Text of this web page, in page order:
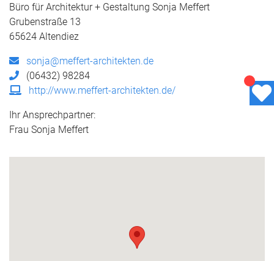
Büro für Architektur + Gestaltung Sonja Meffert
Grubenstraße 13
65624 Altendiez
sonja@meffert-architekten.de
(06432) 98284
http://www.meffert-architekten.de/
Ihr Ansprechpartner:
Frau Sonja Meffert